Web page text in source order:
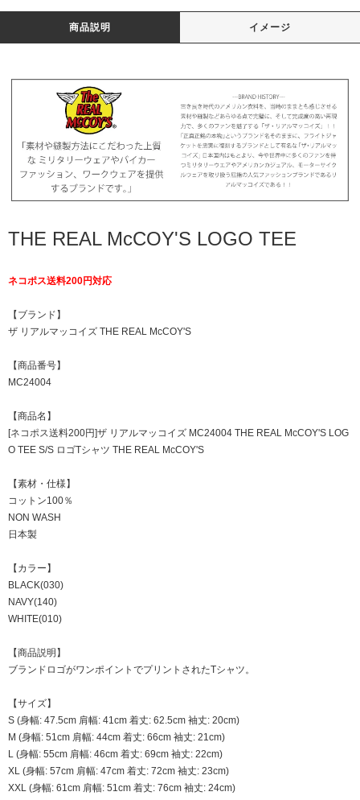
商品説明 イメージ
THE REAL McCOY'S LOGO TEE
ネコポス送料200円対応
【ブランド】
ザ リアルマッコイズ THE REAL McCOY'S
【商品番号】
MC24004
【商品名】
[ネコポス送料200円]ザ リアルマッコイズ MC24004 THE REAL McCOY'S LOG
O TEE S/S ロゴTシャツ THE REAL McCOY'S
【素材・仕様】
コットン100％
NON WASH
日本製
【カラー】
BLACK(030)
NAVY(140)
WHITE(010)
【商品説明】
ブランドロゴがワンポイントでプリントされたTシャツ。
【サイズ】
S (身幅: 47.5cm 肩幅: 41cm 着丈: 62.5cm 袖丈: 20cm)
M (身幅: 51cm 肩幅: 44cm 着丈: 66cm 袖丈: 21cm)
L (身幅: 55cm 肩幅: 46cm 着丈: 69cm 袖丈: 22cm)
XL (身幅: 57cm 肩幅: 47cm 着丈: 72cm 袖丈: 23cm)
XXL (身幅: 61cm 肩幅: 51cm 着丈: 76cm 袖丈: 24cm)